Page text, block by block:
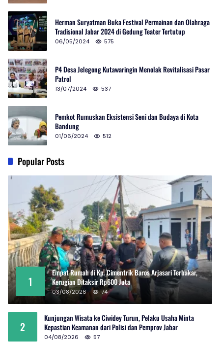
Herman Suryatman Buka Festival Permainan dan Olahraga
Tradisional Jabar 2024 di Gedung Teater Tertutup
06/05/2024 575
P4 Desa Jelegong Kutawaringin Menolak Revitalisasi Pasar
Patrol
13/07/2024 537
Pemkot Rumuskan Eksistensi Seni dan Budaya di Kota
Bandung
01/06/2024 512
Popular Posts
1
Empat Rumah di Kp. Cimentrik Baros Arjasari Terbakar,
Kerugian Ditaksir Rp600 Juta
03/08/2026 74
2
Kunjungan Wisata ke Ciwidey Turun, Pelaku Usaha Minta
Kepastian Keamanan dari Polisi dan Pemprov Jabar
04/08/2026 57